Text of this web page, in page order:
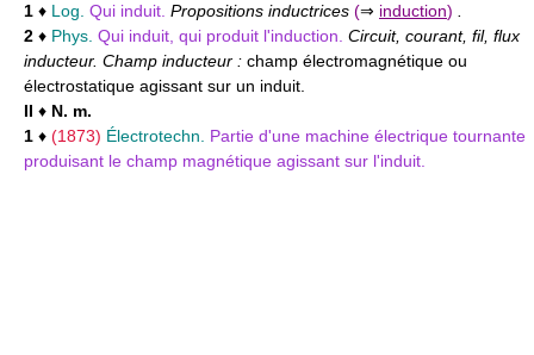
1 ♦ Log. Qui induit. Propositions inductrices (⇒ induction)
2 ♦ Phys. Qui induit, qui produit l'induction. Circuit, courant, fil, flux
inducteur. Champ inducteur : champ électromagnétique ou
électrostatique agissant sur un induit.
II ♦ N. m.
1 ♦ (1873) Électrotechn.
Partie d'une machine électrique tournante
produisant le champ magnétique agissant sur l'induit.